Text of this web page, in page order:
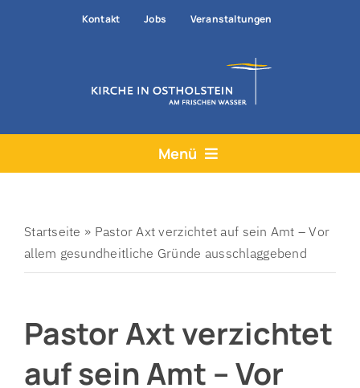
Kontakt Jobs Veranstaltungen
Menü
Angebote
Prävention
Startseite » Pastor Axt verzichtet auf sein Amt – Vor
allem gesundheitliche Gründe ausschlaggebend
Pastor Axt verzichtet
auf sein Amt – Vor